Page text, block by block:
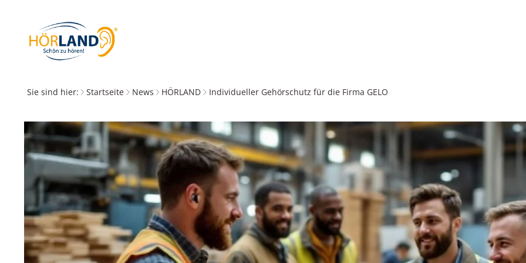
Sie sind hier: Startseite News HÖRLAND Individueller Gehörschutz für die Firma GELO